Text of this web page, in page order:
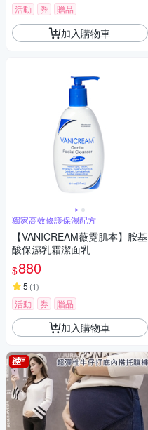
活動 券 贈品
加入購物車
獨家高效修護保濕配方
【VANICREAM薇霓肌本】胺基
酸保濕乳霜潔面乳
$880
5 (1)
活動 券 贈品
加入購物車